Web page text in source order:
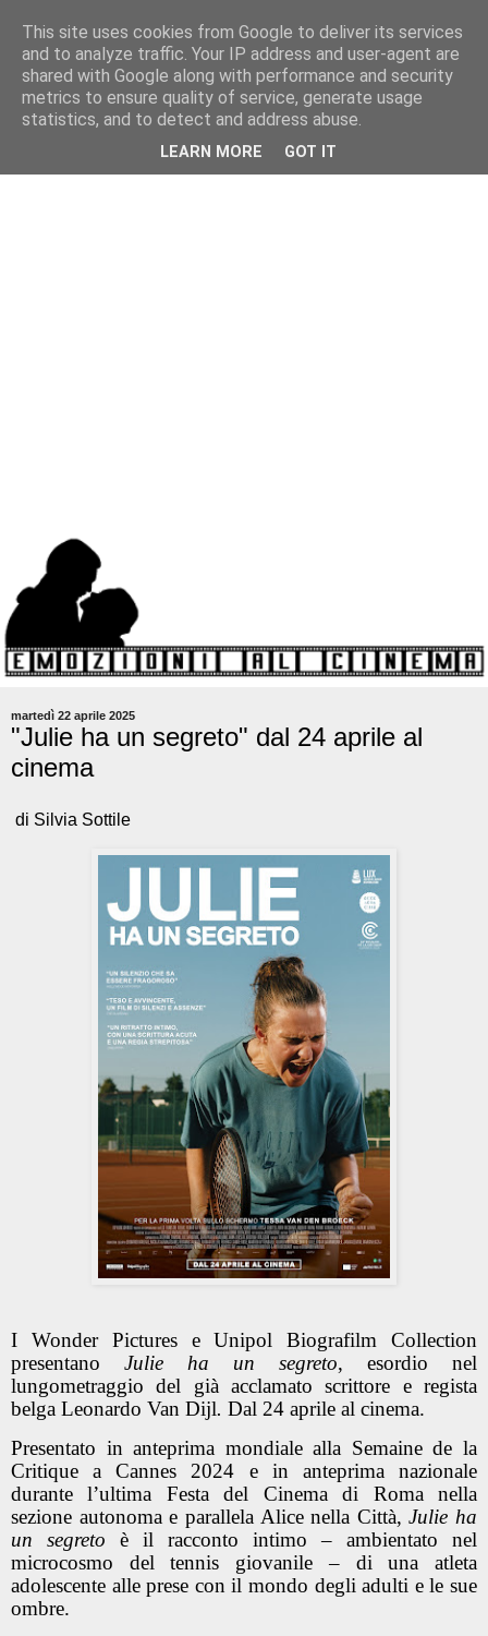
martedì 22 aprile 2025
"Julie ha un segreto" dal 24 aprile al
cinema
di Silvia Sottile
I Wonder Pictures e Unipol Biografilm Collection
presentano Julie ha un segreto, esordio nel
lungometraggio del già acclamato scrittore e regista
belga Leonardo Van Dijl. Dal 24 aprile al cinema.
Presentato in anteprima mondiale alla Semaine de la
Critique a Cannes 2024 e in anteprima nazionale
durante l’ultima Festa del Cinema di Roma nella
sezione autonoma e parallela Alice nella Città,Julie ha
un segreto è il racconto intimo – ambientato nel
microcosmo del tennis giovanile – di una atleta
adolescente alle prese con il mondo degli adulti e le sue
ombre.
This site uses cookies from Google to deliver its services
and to analyze traffic. Your IP address and user-agent are
shared with Google along with performance and security
metrics to ensure quality of service, generate usage
statistics, and to detect and address abuse.
LEARN MORE GOT IT